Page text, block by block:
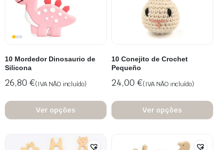
10 Mordedor Dinosaurio de
Silicona
26,80 €(IVA NÃO incluído)
Ver opções
10 Conejito de Crochet
Pequeño
24,00 €(IVA NÃO incluído)
Ver opções